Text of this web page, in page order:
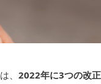
、 2022年に3つの改正